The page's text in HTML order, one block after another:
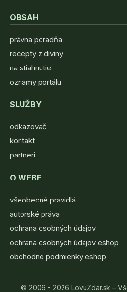
OBSAH
právna poradňa
recepty z diviny
na stiahnutie
oznamy portálu
SLUŽBY
odkazovač
kontakt
partneri
O WEBE
všeobecné pravidlá
autorské práva
ochrana osobných údajov
ochrana osobných údajov eshop
obchodné podmienky eshop
© 2006 - 2026 LovuZdar.sk –